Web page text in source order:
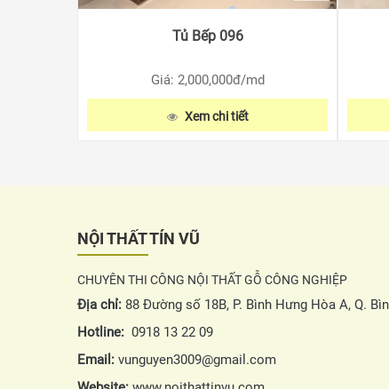
Tủ Bếp 096
Giá: 2,000,000đ/md
Xem chi tiết
NỘI THẤT TÍN VŨ
CHUYÊN THI CÔNG NỘI THẤT GỖ CÔNG NGHIỆP
Địa chỉ: 88 Đường số 18B, P. Bình Hưng Hòa A, Q.
Hotline: 0918 13 22 09
Email: vunguyen3009@gmail.com